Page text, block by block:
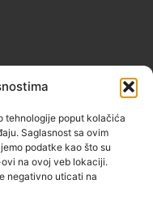
tehnologije poput kolačića
Saglasnost sa ovim
podatke kao što su
na ovoj veb lokaciji.
negativno uticati na
72000 ZENICA